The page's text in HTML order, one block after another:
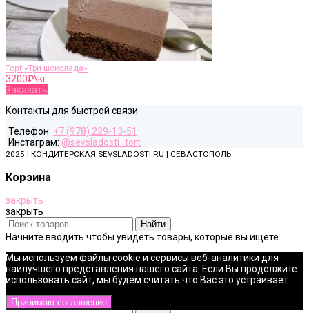
Торт «Три шоколада»
3200₽\кг
Заказать
Контакты для быстрой связи
Телефон: +7 (978) 229-13-51
Инстаграм: @sevsladosti_tort
2025 | КОНДИТЕРСКАЯ SEVSLADOSTI.RU | СЕВАСТОПОЛЬ
Корзина
закрыть
закрыть
Найти
Начните вводить чтобы увидеть товары, которые вы ищете.
Мы используем файлы cookie и сервисы веб-аналитики для
наилучшего представления нашего сайта. Если Вы продолжите
использовать сайт, мы будем считать что Вас это устраивает
Принимаю соглашение